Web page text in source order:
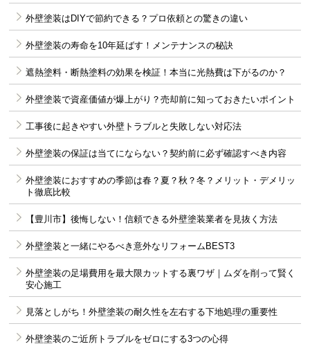
外壁塗装はDIYで節約できる？プロ依頼との驚きの違い
外壁塗装の寿命を10年延ばす！メンテナンスの秘訣
遮熱塗料・断熱塗料の効果を検証！本当に光熱費は下がるのか？
外壁塗装で資産価値が爆上がり？売却前に知っておきたいポイント
工事後に起きやすい外壁トラブルと失敗しない対応法
外壁塗装の保証は当てにならない？契約前に必ず確認すべき内容
外壁塗装におすすめの季節は春？夏？秋？冬？メリット・デメリッ
ト徹底比較
【豊川市】後悔しない！信頼できる外壁塗装業者を見抜く方法
外壁塗装と一緒にやるべき意外なリフォームBEST3
外壁塗装の足場費用を最大限カットする裏ワザ｜ムダを削って賢く
安心施工
見落としがち！外壁塗装の耐久性を左右する下地処理の重要性
外壁塗装のご近所トラブルをゼロにする3つの心得